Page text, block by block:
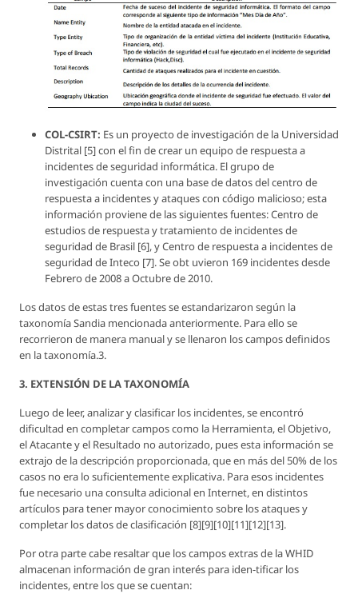
COL-CSIRT: Es un proyecto de investigación de la Universidad
Distrital [5] con el fin de crear un equipo de respuesta a
incidentes de seguridad informática. El grupo de
investigación cuenta con una base de datos del centro de
respuesta a incidentes y ataques con código malicioso; esta
información proviene de las siguientes fuentes: Centro de
estudios de respuesta y tratamiento de incidentes de
seguridad de Brasil [6], y Centro de respuesta a incidentes de
seguridad de Inteco [7]. Se obt uvieron 169 incidentes desde
Febrero de 2008 a Octubre de 2010.
Los datos de estas tres fuentes se estandarizaron según la
taxonomía Sandia mencionada anteriormente. Para ello se
recorrieron de manera manual y se llenaron los campos definidos
en la taxonomía.3.
3. EXTENSIÓN DE LA TAXONOMÍA
Luego de leer, analizar y clasificar los incidentes, se encontró
dificultad en completar campos como la Herramienta, el Objetivo,
el Atacante y el Resultado no autorizado, pues esta información se
extrajo de la descripción proporcionada, que en más del 50% de los
casos no era lo suficientemente explicativa. Para esos incidentes
fue necesario una consulta adicional en Internet, en distintos
artículos para tener mayor conocimiento sobre los ataques y
completar los datos de clasificación [8][9][10][11][12][13].
Por otra parte cabe resaltar que los campos extras de la WHID
almacenan información de gran interés para iden-tificar los
incidentes, entre los que se cuentan: